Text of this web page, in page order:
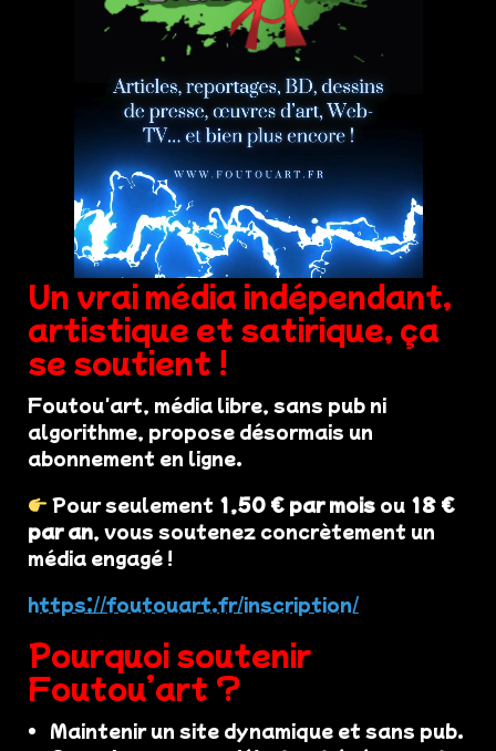
Un vrai média indépendant,
artistique et satirique, ça
se soutient !
Foutou'art, média libre, sans pub ni
algorithme, propose désormais un
abonnement en ligne.
Pour seulement 1,50 € par mois ou 18 €
par an, vous soutenez concrètement un
média engagé !
https://foutouart.fr/inscription/
Pourquoi soutenir
Foutou’art ?
Maintenir un site dynamique et sans pub.